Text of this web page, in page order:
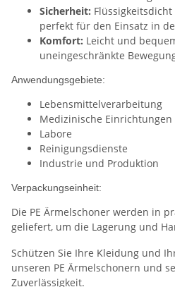
Sicherheit:
perfekt für den Einsatz in
Komfort: Leicht und
uneingeschränkte
Anwendungsgebiete:
Lebensmittelverarbeitung
Medizinische Einrichtungen
Labore
Reinigungsdienste
Industrie und Produktion
Verpackungseinheit:
Die PE Ärmelschoner werden in
geliefert, um die Lagerung und
Schützen Sie Ihre Kleidung und
unseren PE Ärmelschonern und
Zuverlässigkeit.